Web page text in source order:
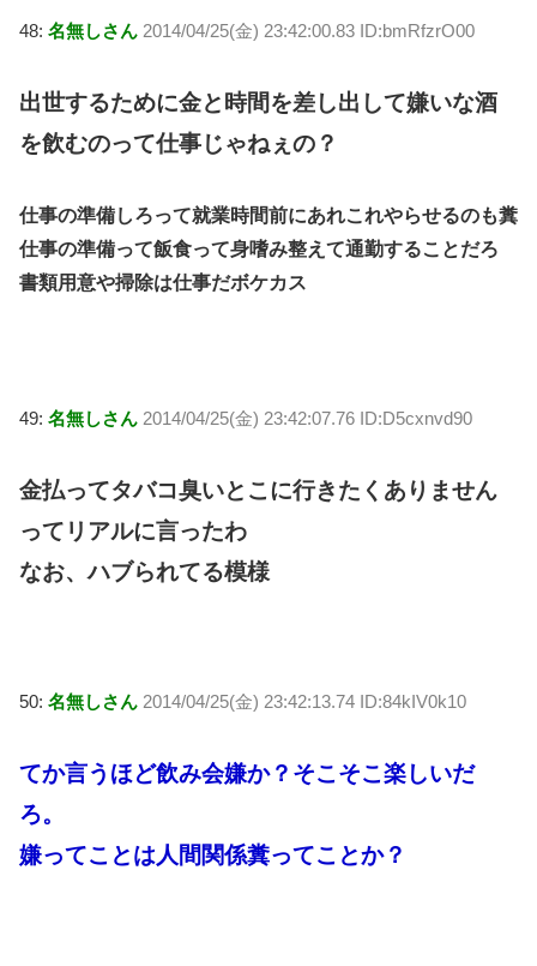
48: 名無しさん 2014/04/25(金) 23:42:00.83 ID:bmRfzrO00
出世するために金と時間を差し出して嫌いな酒
を飲むのって仕事じゃねぇの？
仕事の準備しろって就業時間前にあれこれやらせるのも糞
仕事の準備って飯食って身嗜み整えて通勤することだろ
書類用意や掃除は仕事だボケカス
49: 名無しさん 2014/04/25(金) 23:42:07.76 ID:D5cxnvd90
金払ってタバコ臭いとこに行きたくありません
ってリアルに言ったわ
なお、ハブられてる模様
50: 名無しさん 2014/04/25(金) 23:42:13.74 ID:84kIV0k10
てか言うほど飲み会嫌か？そこそこ楽しいだ
ろ。
嫌ってことは人間関係糞ってことか？